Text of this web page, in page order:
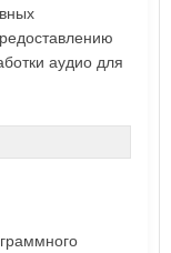
аудио для